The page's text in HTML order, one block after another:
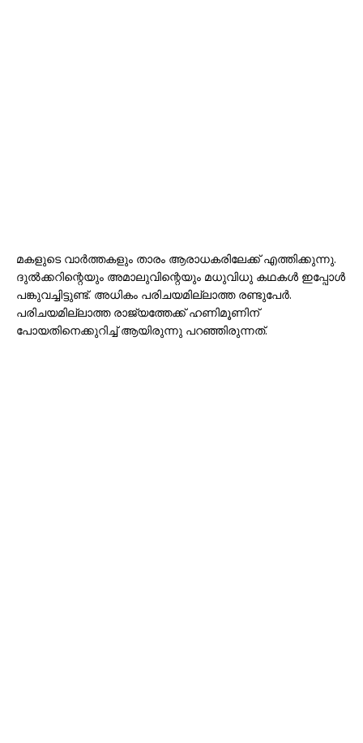
മകളുടെ വാർത്തകളും താരം ആരാധകരിലേക്ക് എത്തിക്കുന്നു.
ദുൽക്കറിന്റെയും അമാലുവിന്റെയും മധുവിധു കഥകൾ ഇപ്പോൾ
പങ്കുവച്ചിട്ടുണ്ട്. അധികം പരിചയമില്ലാത്ത രണ്ടുപേർ.
പരിചയമില്ലാത്ത രാജ്യത്തേക്ക് ഹണിമൂണിന്
പോയതിനെക്കുറിച്ച് ആയിരുന്നു പറഞ്ഞിരുന്നത്.